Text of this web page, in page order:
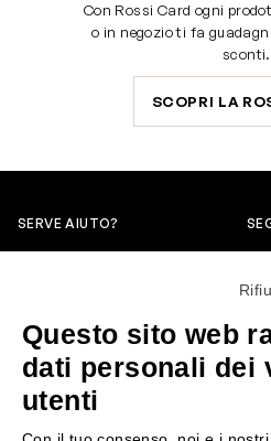
Con Rossi Card ogni
o in negozio ti fa
sconti.
SCOPRI LA
SERVE AIUTO?
servizioclienti@rossiprofumi.it
SERVIZIO CLIENTI
Questo sito web
dati personali dei
utenti